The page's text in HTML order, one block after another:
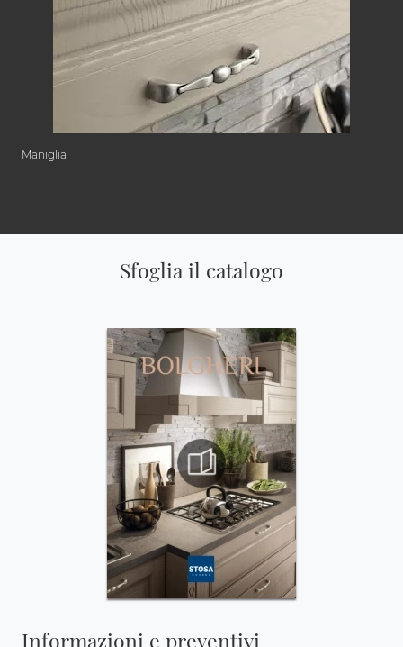
Maniglia
Sfoglia il catalogo
Informazioni e preventivi